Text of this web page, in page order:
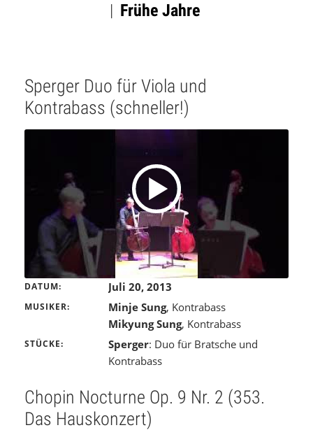
Frühe Jahre
Sperger Duo für Viola und
Kontrabass (schneller!)
DATUM Juli 20, 2013
MUSIKER Minje Sung, Kontrabass
Mikyung Sung, Kontrabass
STÜCKE Sperger: Duo für Bratsche und
Kontrabass
Chopin Nocturne Op. 9 Nr. 2 (353.
Das Hauskonzert)